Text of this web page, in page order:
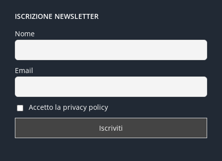
ISCRIZIONE NEWSLETTER
Nome
Email
Accetto la privacy policy